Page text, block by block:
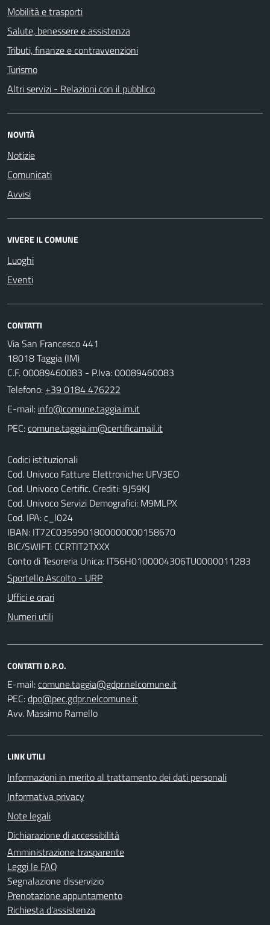
Mobilità e trasporti
Salute, benessere e assistenza
Tributi, finanze e contravvenzioni
Turismo
Altri servizi - Relazioni con il pubblico
NOVITÀ
Notizie
Comunicati
Avvisi
VIVERE IL COMUNE
Luoghi
Eventi
CONTATTI
Via San Francesco 441
18018 Taggia (IM)
C.F. 00089460083 - P.Iva: 00089460083
Telefono: +39 0184 476222
E-mail:
PEC:
Codici istituzionali
Cod. Univoco Fatture Elettroniche: UFV3EO
Cod. Univoco Certific. Crediti: 9J59KJ
Cod. Univoco Servizi Demografici: M9MLPX
Cod. IPA: c_l024
IBAN: IT72C0359901800000000158670
BIC/SWIFT: CCRTIT2TXXX
Conto di Tesoreria Unica: IT56H0100004306TU0000011283
Sportello Ascolto - URP
Uffici e orari
Numeri utili
CONTATTI D.P.O.
E-mail:
PEC:
Avv. Massimo Ramello
LINK UTILI
Informazioni in merito al trattamento dei dati personali
Informativa privacy
Note legali
Dichiarazione di accessibilità
Amministrazione trasparente
Leggi le FAQ
Segnalazione disservizio
Prenotazione appuntamento
Richiesta d'assistenza